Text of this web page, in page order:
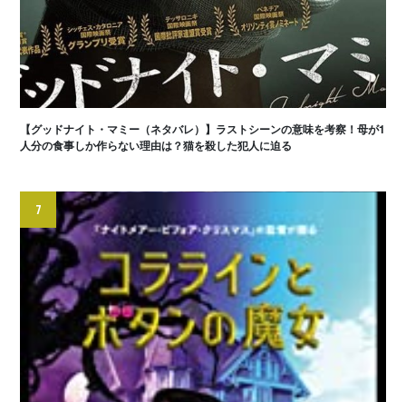
【グッドナイト・マミー（ネタバレ）】ラストシーンの意味を考察！母が1
人分の食事しか作らない理由は？猫を殺した犯人に迫る
7